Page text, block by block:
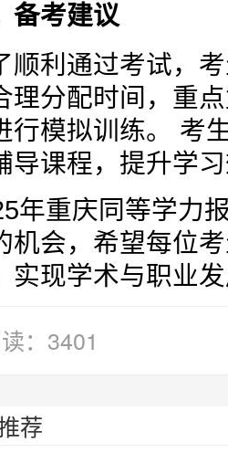
备考建议
顺利通过考试，
理分配时间，重
行模拟训练。 考
导课程，提升学
年重庆同等学力
机会，希望每位
实现学术与职业
：3401
荐